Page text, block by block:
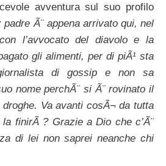
avventura sul suo profilo
padre Ã¨ appena arrivato qui, nel
l’avvocato del diavolo e la
gli alimenti, per di piÃ¹ sta
di gossip e non sa
nome perchÃ¨ si Ã¨ rovinato il
Va avanti cosÃ¬ da tutta
finirÃ ? Grazie a Dio che c’Ã¨
di lei non saprei neanche chi